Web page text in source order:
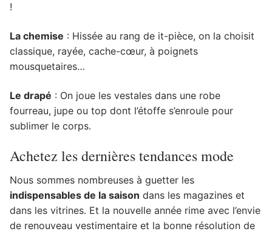
!
La chemise : Hissée au rang de it-pièce, on la choisit
classique, rayée, cache-cœur, à poignets
mousquetaires…
Le drapé : On joue les vestales dans une robe
fourreau, jupe ou top dont l’étoffe s’enroule pour
sublimer le corps.
Achetez les dernières tendances mode
Nous sommes nombreuses à guetter les
indispensables de la saison dans les magazines et
dans les vitrines. Et la nouvelle année rime avec l’envie
de renouveau vestimentaire et la bonne résolution de